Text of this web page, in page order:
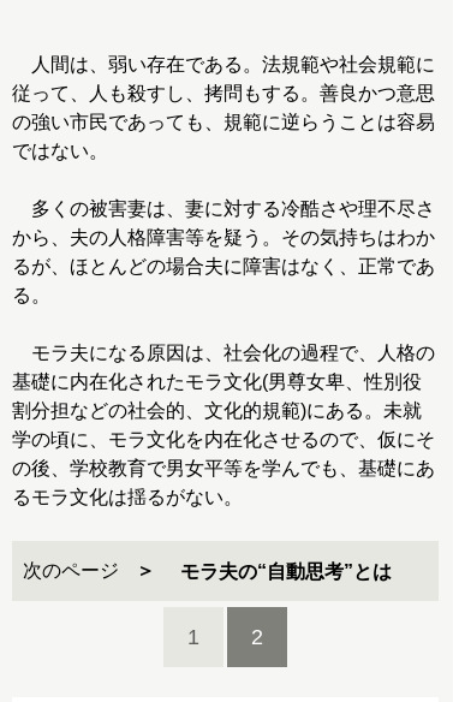
人間は、弱い存在である。法規範や社会規範に
従って、人も殺すし、拷問もする。善良かつ意思
の強い市民であっても、規範に逆らうことは容易
ではない。
多くの被害妻は、妻に対する冷酷さや理不尽さ
から、夫の人格障害等を疑う。その気持ちはわか
るが、ほとんどの場合夫に障害はなく、正常であ
る。
モラ夫になる原因は、社会化の過程で、人格の
基礎に内在化されたモラ文化(男尊女卑、性別役
割分担などの社会的、文化的規範)にある。未就
学の頃に、モラ文化を内在化させるので、仮にそ
の後、学校教育で男女平等を学んでも、基礎にあ
るモラ文化は揺るがない。
次のページ モラ夫の“自動思考”とは
1 2